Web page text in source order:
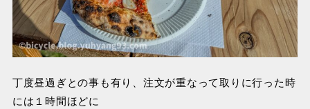
丁度昼過ぎとの事も有り、注文が重なって取りに行った時
には１時間ほどに